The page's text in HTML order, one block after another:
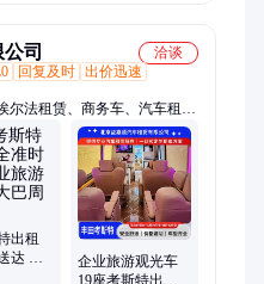
司
洽谈
回复及时 出价迅速
尔法租赁、商务车、汽车租
车租赁公司、大巴中巴租赁、
奔驰汽车租赁、奔驰租赁、中
务租赁、奔驰V260S租赁、尊
租、中巴出租、V260 奔驰七
、租赁考斯特、豪华考斯特19
出租
达 企
企业旅游观光车
19座考斯特出租